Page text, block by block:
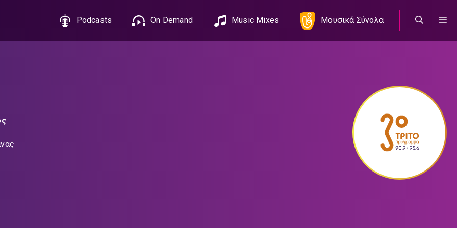
Podcasts On Demand Music Mixes Μουσικά Σύνολα